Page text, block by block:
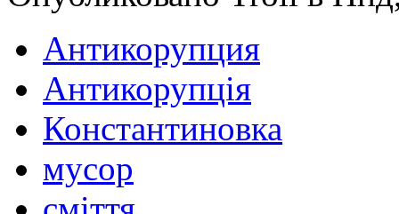
Антикорупция
Антикорупція
Константиновка
мусор